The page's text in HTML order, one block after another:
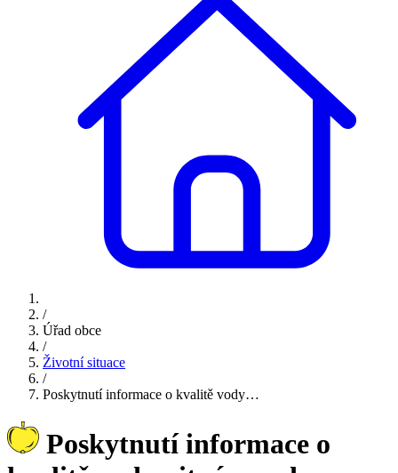
/
Úřad obce
/
Životní situace
/
Poskytnutí informace o kvalitě vody…
Poskytnutí informace o